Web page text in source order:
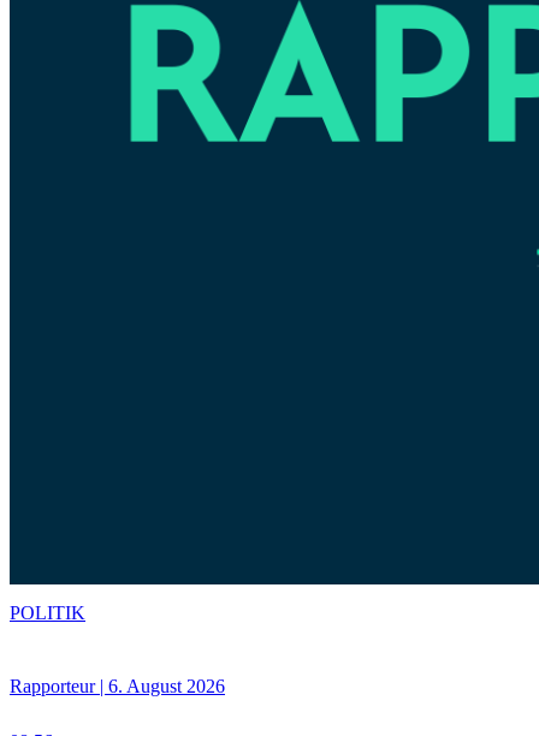
Rapporteur | 6. August 2026
POLITIK